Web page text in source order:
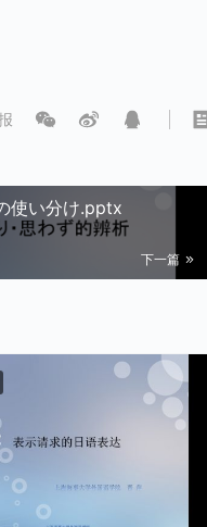
使い分け.pptx
下一篇